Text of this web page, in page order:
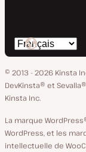
Changer
de
langue
© 2013 - 2026 Kinsta
DevKinsta® et
Kinsta Inc.
La marque
WordPress, et les
intellectuelle de